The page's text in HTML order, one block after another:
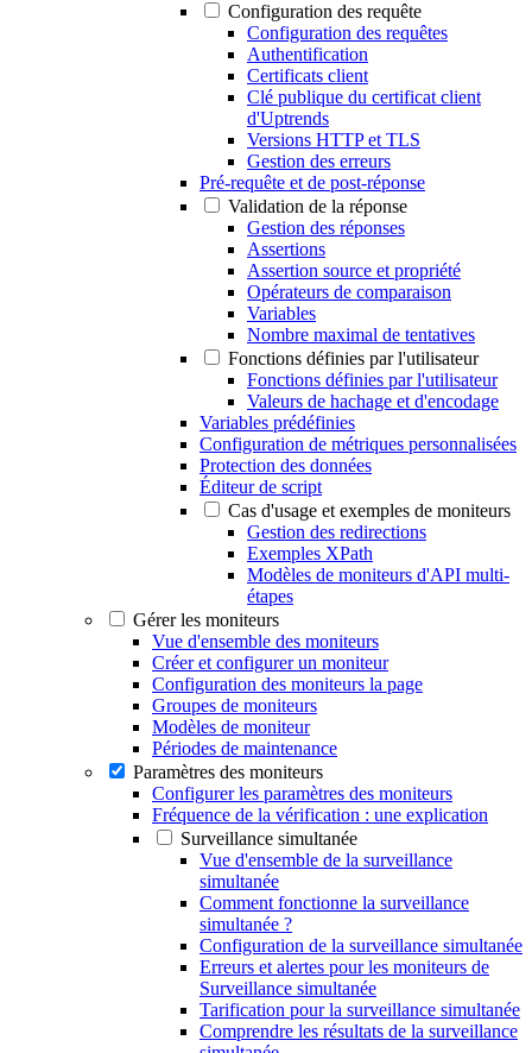
Configuration des requête
Configuration des requêtes
Authentification
Certificats client
Clé publique du certificat client
d'Uptrends
Versions HTTP et TLS
Gestion des erreurs
Pré-requête et de post-réponse
Validation de la réponse
Gestion des réponses
Assertions
Assertion source et propriété
Opérateurs de comparaison
Variables
Nombre maximal de tentatives
Fonctions définies par l'utilisateur
Fonctions définies par l'utilisateur
Valeurs de hachage et d'encodage
Variables prédéfinies
Configuration de métriques personnalisées
Protection des données
Éditeur de script
Cas d'usage et exemples de moniteurs
Gestion des redirections
Exemples XPath
Modèles de moniteurs d'API multi-
étapes
Gérer les moniteurs
Vue d'ensemble des moniteurs
Créer et configurer un moniteur
Configuration des moniteurs la page
Groupes de moniteurs
Modèles de moniteur
Périodes de maintenance
Paramètres des moniteurs
Configurer les paramètres des moniteurs
Fréquence de la vérification : une explication
Surveillance simultanée
Vue d'ensemble de la surveillance
simultanée
Comment fonctionne la surveillance
simultanée ?
Configuration de la surveillance simultanée
Erreurs et alertes pour les moniteurs de
Surveillance simultanée
Tarification pour la surveillance simultanée
Comprendre les résultats de la surveillance